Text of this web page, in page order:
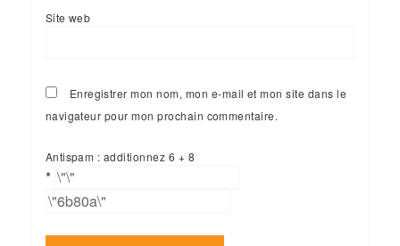
Site web
Enregistrer mon nom, mon e-mail et mon site dans le
navigateur pour mon prochain commentaire.
Antispam : additionnez 6 + 8
*